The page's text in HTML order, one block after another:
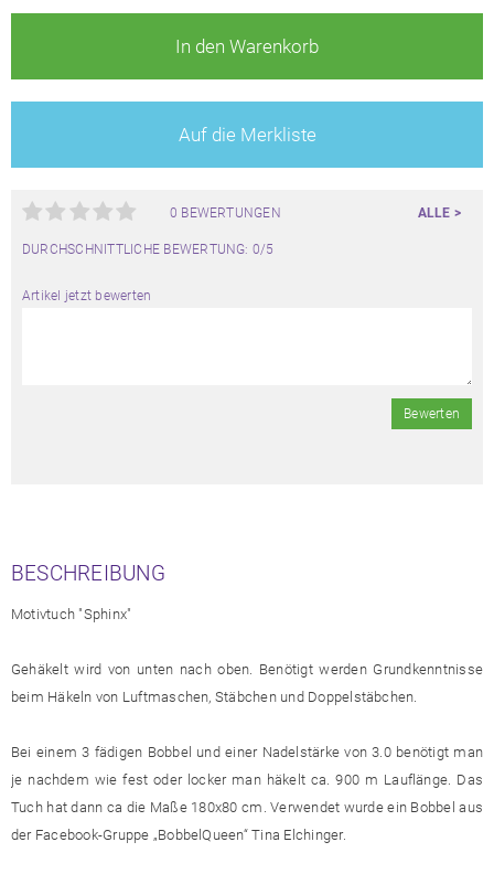
In den Warenkorb
Auf die Merkliste
0 BEWERTUNGEN ALLE >
DURCHSCHNITTLICHE BEWERTUNG: 0/5
Artikel jetzt bewerten
Bewerten
BESCHREIBUNG
Motivtuch "Sphinx"
Gehäkelt wird von unten nach oben. Benötigt werden Grundkenntnisse
beim Häkeln von Luftmaschen, Stäbchen und Doppelstäbchen.
Bei einem 3 fädigen Bobbel und einer Nadelstärke von 3.0 benötigt man
je nachdem wie fest oder locker man häkelt ca. 900 m Lauflänge. Das
Tuch hat dann ca die Maße 180x80 cm. Verwendet wurde ein Bobbel aus
der Facebook-Gruppe „BobbelQueen“ Tina Elchinger.